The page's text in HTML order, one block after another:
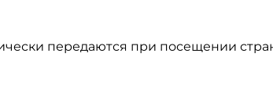
передаются при посещении